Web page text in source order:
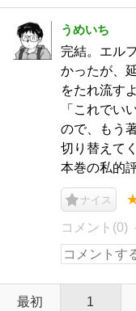
うめいち
完結。エル
かったが、
をたれ流す
「これでい
ので、もう
切り替えて
本巻の私的
ナイス
コメント(0)
最初 1